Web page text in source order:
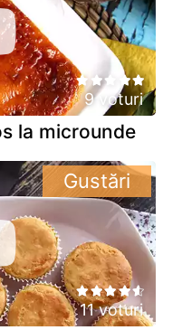
9 voturi
la microunde
11 voturi
Gustări